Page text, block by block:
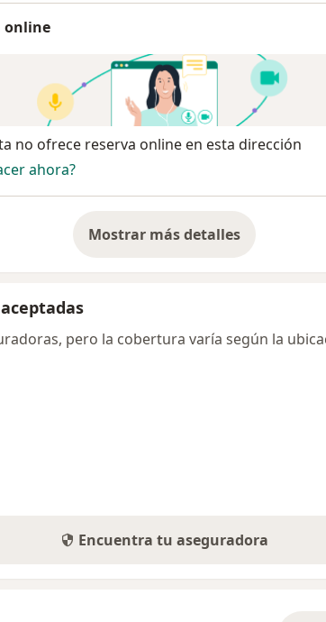
online
no ofrece reserva online en esta dirección
ahora?
Mostrar más detalles
sobre la dirección
pero la cobertura varía según la
Encuentra tu aseguradora